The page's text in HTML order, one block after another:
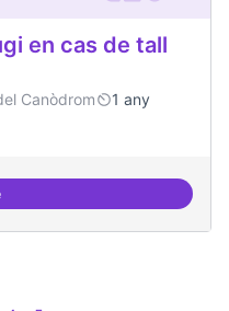
en cas de tall
Canòdrom
1 any
com a refugi en cas